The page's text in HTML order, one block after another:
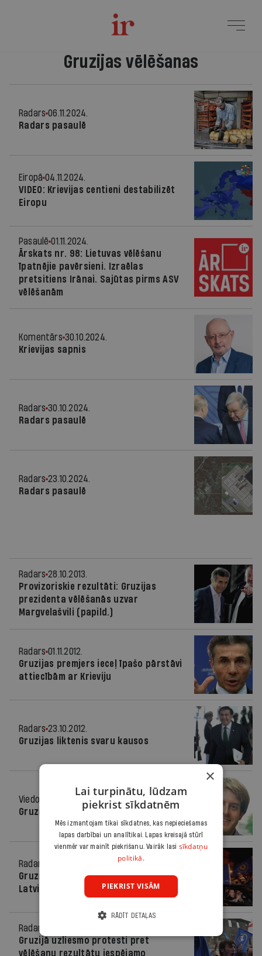
Gruzijas vēlēšanas
Radars 06.11.2024.
Radars pasaulē
Eiropā 04.11.2024.
VIDEO: Krievijas centieni destabilizēt
Eiropu
Pasaulē 01.11.2024.
Ārskats nr. 98: Lietuvas vēlēšanu
īpatnējie pavērsieni. Izraēlas
pretsitiens Irānai. Sajūtas pirms ASV
vēlēšanām
Komentārs 30.10.2024.
Krievijas sapnis
Radars 30.10.2024.
Radars pasaulē
Radars 23.10.2024.
Radars pasaulē
Radars 28.10.2013.
Provizoriskie rezultāti: Gruzijas
prezidenta vēlēšanās uzvar
Margvelašvili (papild.)
Radars 01.11.2012.
Gruzijas premjers ieceļ īpašo pārstāvi
attiecībām ar Krieviju
Radars 23.10.2012.
Gruzijas liktenis svaru kausos
Viedoklis
10.10.2012.
Gruzijas ceļš
Radars
Gruzijas zaudējums — brīdinājums arī
Latvijai
Radars
Gruzijā uzliesmo protesti pret
vēlēšanu rezultātu iespējamo
×
Lai turpinātu, lūdzam
piekrist sīkdatnēm
Mēs izmantojam tikai sīkdatnes, kas nepieciešamas
lapas darbībai un analītikai. Lapas kreisajā stūrī
vienmēr var mainīt piekrišanu. Vairāk lasi sīkdatņu
politikā.
PIEKRIST VISĀM
RĀDĪT DETAĻAS